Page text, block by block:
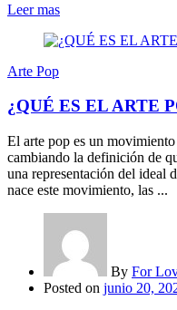
Leer mas
Arte Pop
¿QUÉ ES EL ARTE
El arte pop es un
cambiando la definición de
una representación del
nace este movimiento, las ...
By For
Posted on junio 20,